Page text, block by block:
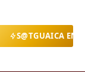
S@TGUAICA EN